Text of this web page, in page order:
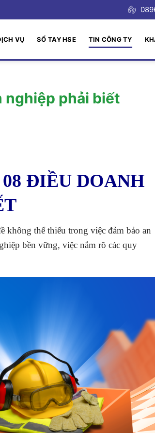
VỤ SỔ TAY HSE TIN CÔNG TY
nghiệp phải biết
ĐIỀU DOANH
không thể thiếu trong việc đảm bảo an
bền vững, việc nắm rõ các quy